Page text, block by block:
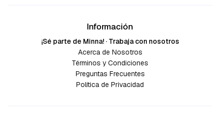
Información
¡Sé parte de Minna! · Trabaja con nosotros
Acerca de Nosotros
Términos y Condiciones
Preguntas Frecuentes
Política de Privacidad